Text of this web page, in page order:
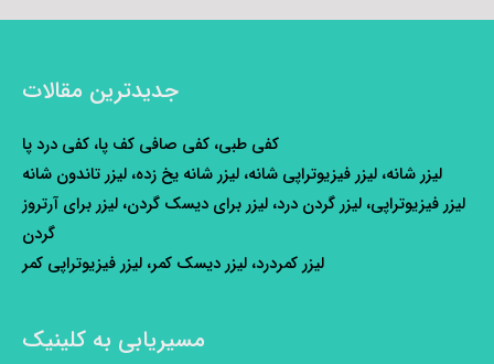
جدیدترین مقالات
کفی طبی، کفی صافی کف پا، کفی درد پا
لیزر شانه، لیزر فیزیوتراپی شانه، لیزر شانه یخ زده، لیزر تاندون شانه
لیزر فیزیوتراپی، لیزر گردن درد، لیزر برای دیسک گردن، لیزر برای آرتروز
گردن
لیزر کمردرد، لیزر دیسک کمر، لیزر فیزیوتراپی کمر
مسیریابی به کلینیک